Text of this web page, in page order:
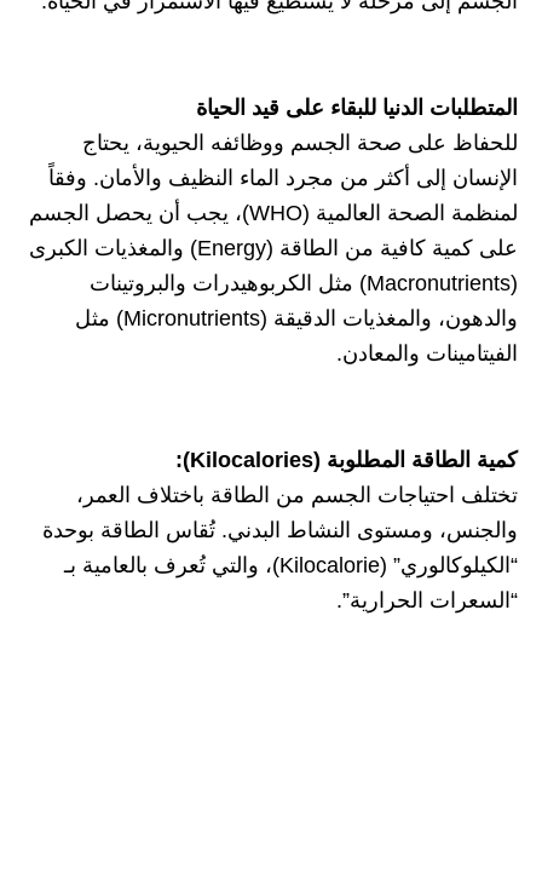
المتطلبات الدنيا للبقاء على قيد الحياة
للحفاظ على صحة الجسم ووظائفه الحيوية، يحتاج
الإنسان إلى أكثر من مجرد الماء النظيف والأمان. وفقاً
لمنظمة الصحة العالمية (WHO)، يجب أن يحصل الجسم
على كمية كافية من الطاقة (Energy) والمغذيات الكبرى
(Macronutrients) مثل الكربوهيدرات والبروتينات
والدهون، والمغذيات الدقيقة (Micronutrients) مثل
الفيتامينات والمعادن.
كمية الطاقة المطلوبة (Kilocalories):
تختلف احتياجات الجسم من الطاقة باختلاف العمر،
والجنس، ومستوى النشاط البدني. تُقاس الطاقة بوحدة
“الكيلوكالوري” (Kilocalorie)، والتي تُعرف بالعامية بـ
“السعرات الحرارية”.